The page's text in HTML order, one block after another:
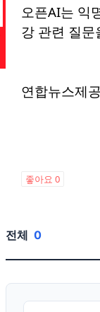
오픈AI는 익
강 관련 질
연합뉴스제
좋아요 0
전체 0